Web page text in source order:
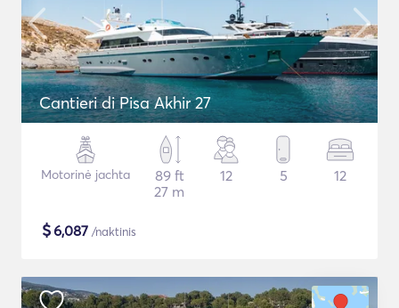
Cantieri di Pisa Akhir 27
Motorinė jachta
89 ft
27 m
12 5 12
$6,087 /naktinis